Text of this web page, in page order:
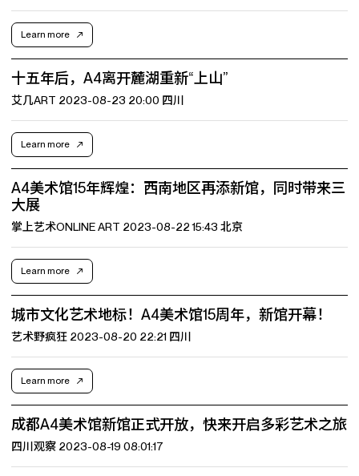
Learn more
十五年后，A4离开麓湖重新“上山”
艾几ART 2023-08-23 20:00 四川
Learn more
A4美术馆15年辉煌：西南地区再添新馆，同时带来三
大展
掌上艺术ONLINE ART 2023-08-22 15:43 北京
Learn more
城市文化艺术地标！A4美术馆15周年，新馆开幕！
艺术野疯狂 2023-08-20 22:21 四川
Learn more
成都A4美术馆新馆正式开放，快来开启多彩艺术之旅
四川观察 2023-08-19 08:01:17